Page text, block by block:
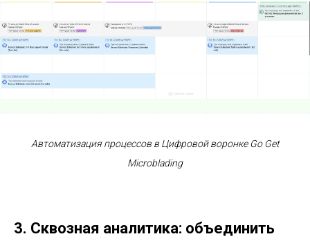
Автоматизация процессов в Цифровой воронке Go Get
Microblading
3. Сквозная аналитика: объединить